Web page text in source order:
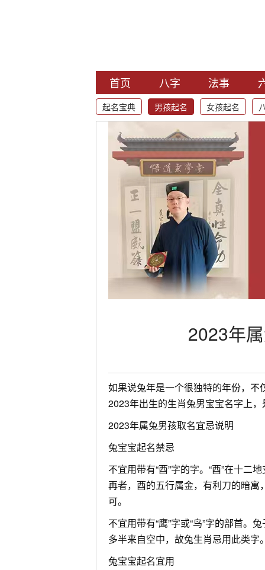
首页 八字 法事
起名宝典 男孩起名 女孩起名
2023年
如果说兔年是一个很独特的年份，
2023年出生的生肖兔男宝宝名字上
2023年属兔男孩取名宜忌说明
兔宝宝起名禁忌
不宜用带有“酉”字的字。“酉”在十
再者，酉的五行属金，有利刀的暗
可。
不宜用带有“鹰”字或“鸟”字的部首
多半来自空中，故兔生肖忌用此类字
兔宝宝起名宜用